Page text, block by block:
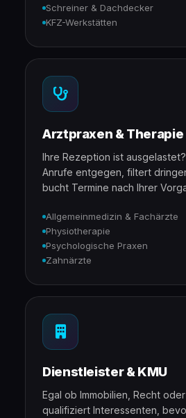
Schreiner & Dachdecker
KFZ-Werkstätten
Arztpraxen & Therapie
Ihre Rezeption ist
Anrufe entgegen, filtert
bucht Termine nach Ihrer
Allgemeinmedizin & Fachärzte
Physiotherapie
Psychologische Praxen
Zahnärzte
Dienstleister & KMU
Egal ob Immobilien, Recht
qualifiziert Interessenten,